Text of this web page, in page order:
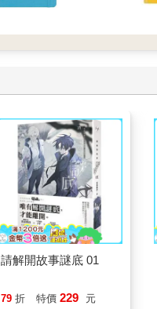
請解開故事謎底 01
79 折 特價 229 元